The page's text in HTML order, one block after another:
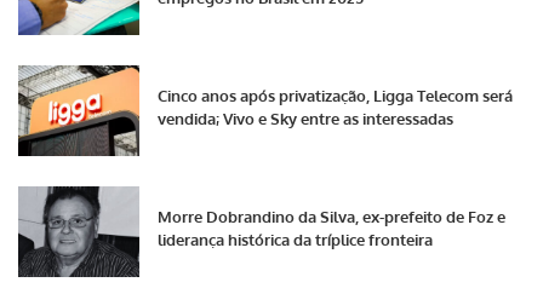
Cinco anos após privatização, Ligga Telecom será
vendida; Vivo e Sky entre as interessadas
Morre Dobrandino da Silva, ex-prefeito de Foz e
liderança histórica da tríplice fronteira